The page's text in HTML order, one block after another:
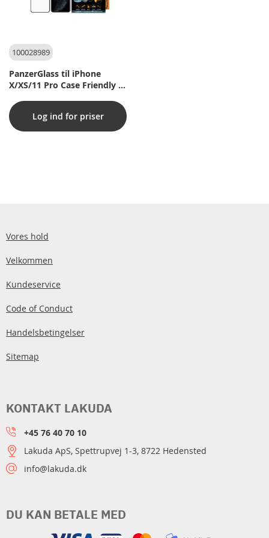
100028989
PanzerGlass til iPhone
X/XS/11 Pro Case Friendly -
Log ind for priser
Vores hold
Velkommen
Kundeservice
Code of Conduct
Handelsbetingelser
Sitemap
DU KAN BETALE MED
KONTAKT LAKUDA
+45 76 40 70 10
Lakuda ApS, Spettrupvej 1-3, 8722 Hedensted
info@lakuda.dk